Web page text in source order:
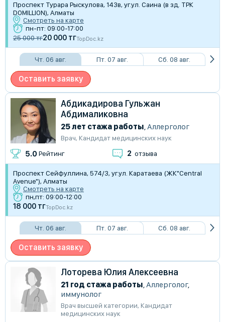
Проспект Турара Рыскулова, 143в, уг.ул. Саина (в зд. ТРК
DOMILLION), Алматы
Смотреть на карте
пн-пт: 09:00-17:00
25 000 тг20 000 тгTopDoc.kz
Чт. 06 авг. Пт. 07 авг. Сб. 08 авг.
Оставить заявку
Абдикадирова Гульжан
Абдималиковна
25 лет стажа работы,Аллерголог
Врач, Кандидат медицинских наук
5.0 Рейтинг 2 отзыва
​Проспект Сейфуллина, 574/3, уг.ул. Каратаева (ЖК"Central
Avenue"), Алматы
Смотреть на карте
пн,пт: 09:00-12:00
18 000 тгTopDoc.kz
Чт. 06 авг. Пт. 07 авг. Сб. 08 авг.
Оставить заявку
Лоторева Юлия Алексеевна
21 год стажа работы,Аллерголог,
иммунолог
Врач высшей категории, Кандидат
медицинских наук